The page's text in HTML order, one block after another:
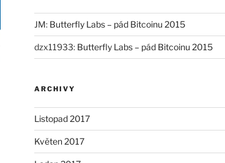
JM: Butterfly Labs – pád Bitcoinu 2015
dzx11933: Butterfly Labs – pád Bitcoinu 2015
ARCHIVY
Listopad 2017
Květen 2017